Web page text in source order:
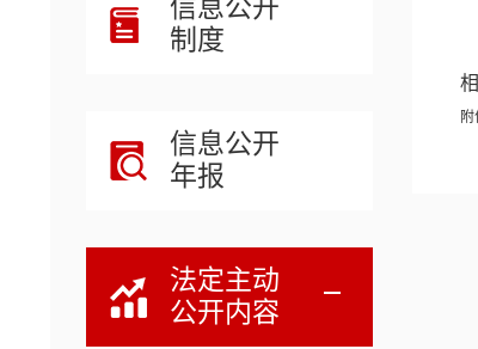
信息公开
制度
信息公开
年报
法定主动
公开内容